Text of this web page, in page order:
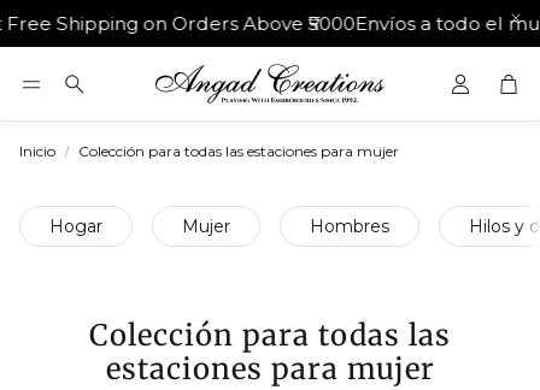
on Orders Above ₹5000Envíos a todo el mundo 30
Buscar
Inicio Colección para todas las estaciones para mujer
Hogar Mujer Hombres Hilos y
Colección para todas las
estaciones para mujer